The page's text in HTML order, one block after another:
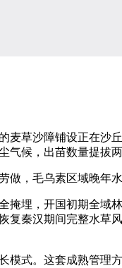
草沙障铺设正在沙
候，出苗数量提拔
，毛乌素区域晚年水
，开国初期全域
秦汉期间完整水
。这套成熟管理